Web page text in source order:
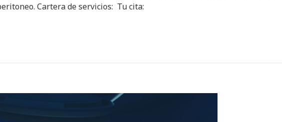
Cartera de servicios: Tu cita: